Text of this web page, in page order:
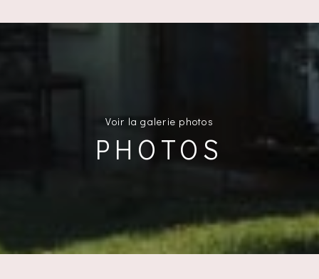
Voir la galerie photos
PHOTOS